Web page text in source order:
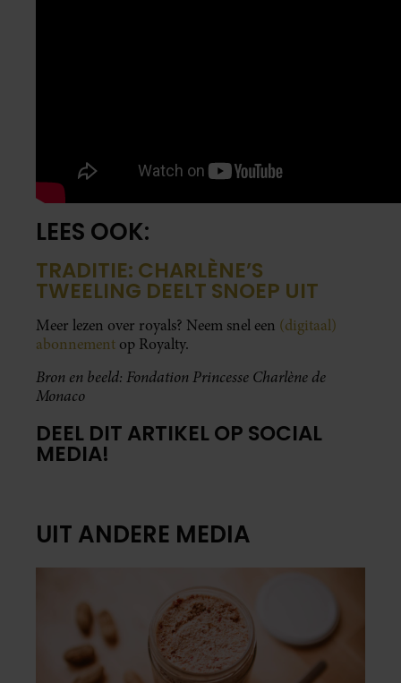
LEES OOK:
TRADITIE: CHARLÈNE’S
TWEELING DEELT SNOEP UIT
Meer lezen over royals? Neem snel een (digitaal)
abonnement op Royalty.
Bron en beeld: Fondation Princesse Charlène de
Monaco
DEEL DIT ARTIKEL OP SOCIAL
MEDIA!
UIT ANDERE MEDIA